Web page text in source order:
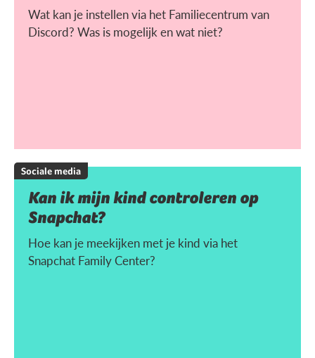
Wat kan je instellen via het Familiecentrum van
Discord? Was is mogelijk en wat niet?
Sociale media
Kan ik mijn kind controleren op
Snapchat?
Hoe kan je meekijken met je kind via het
Snapchat Family Center?